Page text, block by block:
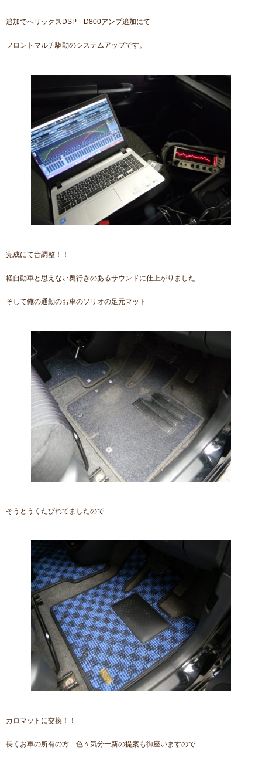
追加でへリックスDSP D800アンプ追加にて
フロントマルチ駆動のシステムアップです。
完成にて音調整！！
軽自動車と思えない奥行きのあるサウンドに仕上がりました
そして俺の通勤のお車のソリオの足元マット
そうとうくたびれてましたので
カロマットに交換！！
長くお車の所有の方 色々気分一新の提案も御座いますので